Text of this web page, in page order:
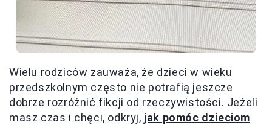
Wielu rodziców zauważa, że dzieci w wieku
przedszkolnym często nie potrafią jeszcze
dobrze rozróżnić fikcji od rzeczywistości. Jeżeli
masz czas i chęci, odkryj, jak pomóc dzieciom